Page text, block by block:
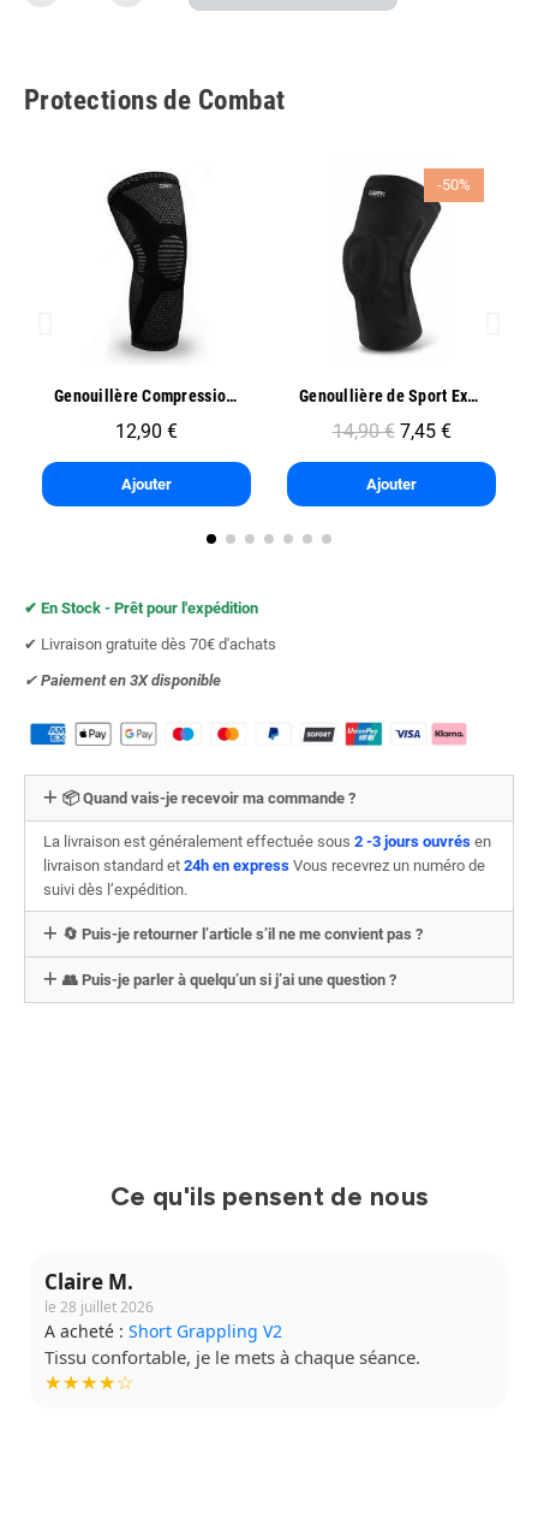
Protections de Combat
Aperçu rapide Genouillère Compression Sport - Oben
12,90 €
Ajouter
Aperçu rapide
-50%
Genoullière de Sport Exo One - Oben
14,90 € 7,45 €
Ajouter
✔︎ En Stock - Prêt pour l'expédition
✔︎ Livraison gratuite dès 70€ d'achats
✔︎ Paiement en 3X disponible
📦 Quand vais-je recevoir ma commande ?
La livraison est généralement effectuée sous 2 -3 jours ouvrés en
livraison standard et 24h en express Vous recevrez un numéro de
suivi dès l’expédition.
🔄 Puis-je retourner l’article s’il ne me convient pas ?
👥 Puis-je parler à quelqu’un si j’ai une question ?
Ce qu'ils pensent de nous
Claire M.
le 28 juillet 2026
A acheté : Short Grappling V2
Tissu confortable, je le mets à chaque séance.
★★★★☆